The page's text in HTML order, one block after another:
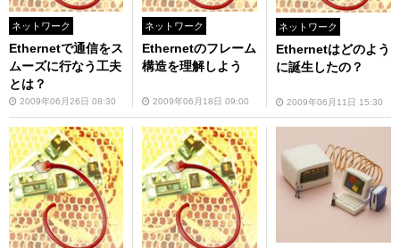
ネットワーク
Ethernetで通信をス
ムーズに行なう工夫
とは？
2009年06月26日 08:30
ネットワーク
Ethernetのフレーム
構造を理解しよう
2009年06月18日 09:00
ネットワーク
Ethernetはどのよう
に誕生したの？
2009年06月11日 15:30